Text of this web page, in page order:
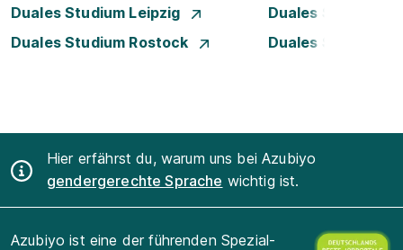
Duales Studium Leipzig
Duales Studium
Duales Studium Rostock
Duales Studium
Hier erfährst du, warum uns bei Azubiyo
gendergerechte Sprache wichtig ist.
Azubiyo ist eine der führenden Spezial-